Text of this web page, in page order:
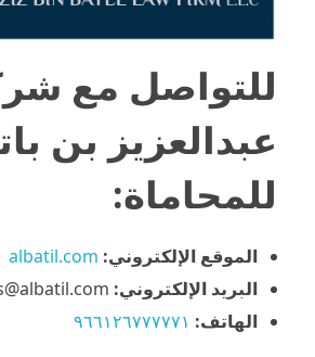
للتواصل مع
عبدالعزيز بن
للمحاماة:
الموقع الإلكتروني: albatil.com
البريد الإلكتروني:
الهاتف: ٩٦٦١٢٦٧٧٧٧٧١